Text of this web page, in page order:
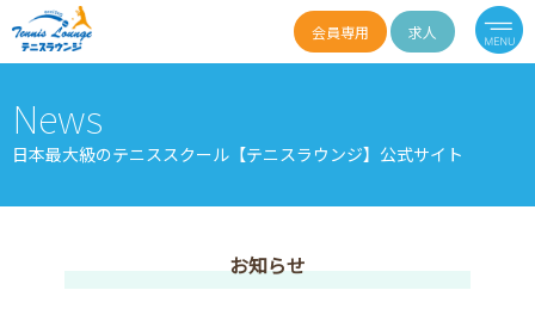
会員専用 求人
News
日本最大級のテニススクール【テニスラウンジ】公式サイト
お知らせ